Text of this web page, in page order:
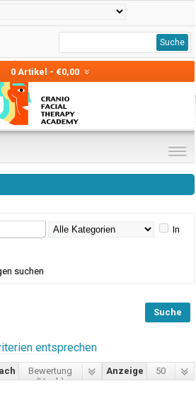
0 Artikel - €0,00
Suche
In
suchen
entsprechen
Anzeige 50
Bewertung
(Hoch)